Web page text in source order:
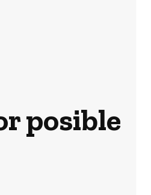
posible